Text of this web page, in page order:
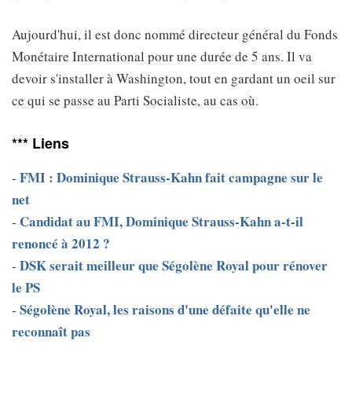
Aujourd'hui, il est donc nommé directeur général du Fonds
Monétaire International pour une durée de 5 ans. Il va
devoir s'installer à Washington, tout en gardant un oeil sur
ce qui se passe au Parti Socialiste, au cas où.
*** Liens
- FMI : Dominique Strauss-Kahn fait campagne sur le
net
- Candidat au FMI, Dominique Strauss-Kahn a-t-il
renoncé à 2012 ?
- DSK serait meilleur que Ségolène Royal pour rénover
le PS
- Ségolène Royal, les raisons d'une défaite qu'elle ne
reconnaît pas